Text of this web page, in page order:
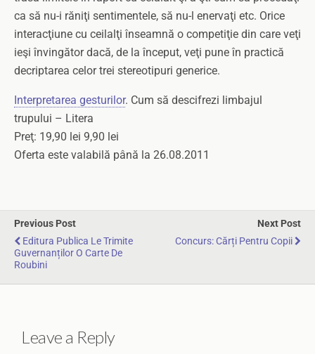
ca să nu-i răniţi sentimentele, să nu-l enervaţi etc. Orice
interacţiune cu ceilalţi înseamnă o competiţie din care veţi
ieşi învingător dacă, de la început, veţi pune în practică
decriptarea celor trei stereotipuri generice.
Interpretarea gesturilor. Cum să descifrezi limbajul
trupului – Litera
Preţ: 19,90 lei 9,90 lei
Oferta este valabilă până la 26.08.2011
Previous Post
Editura Publica Le Trimite
Guvernanților O Carte De
Roubini
Next Post
Concurs: Cărți Pentru Copii
Leave a Reply